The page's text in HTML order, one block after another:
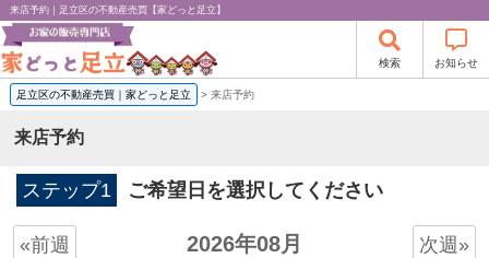
来店予約｜足立区の不動産売買【家どっと足立】
検索 お知らせ
足立区の不動産売買｜家どっと足立 > 来店予約
来店予約
ステップ1 ご希望日を選択してください
«前週 2026年08月 次週»